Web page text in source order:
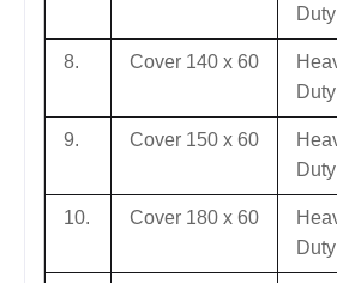
Duty
8. Cover 140 x 60
Duty
9. Cover 150 x 60
Duty
10. Cover 180 x 60
Duty